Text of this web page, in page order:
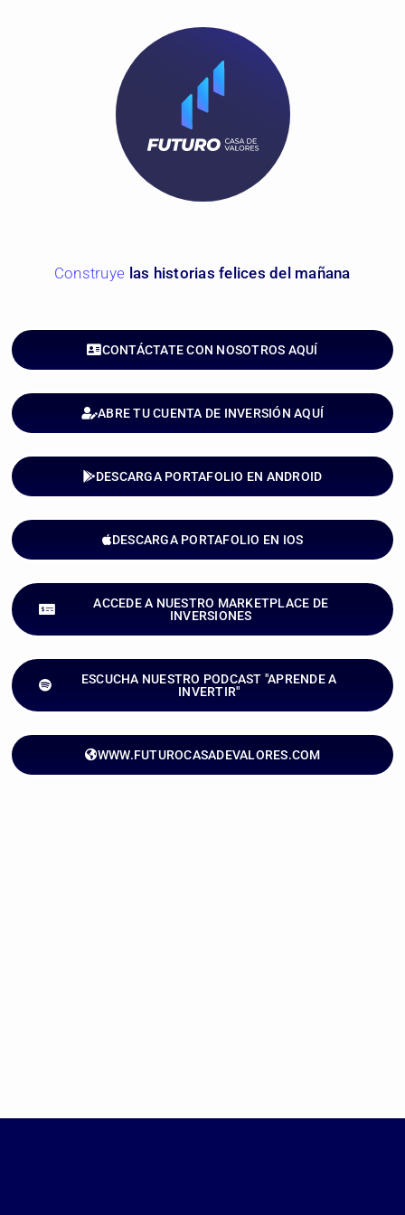
Construye las historias felices del mañana
CONTÁCTATE CON NOSOTROS AQUÍ
ABRE TU CUENTA DE INVERSIÓN AQUÍ
DESCARGA PORTAFOLIO EN ANDROID
DESCARGA PORTAFOLIO EN IOS
ACCEDE A NUESTRO MARKETPLACE DE
INVERSIONES
ESCUCHA NUESTRO PODCAST "APRENDE A
INVERTIR"
WWW.FUTUROCASADEVALORES.COM